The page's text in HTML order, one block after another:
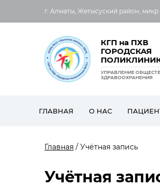
г. Алматы, Жетысуский район,
КГП на ПХВ
ГОРОДСКАЯ
УПРАВЛЕНИЕ
ЗДРАВООХРАНЕНИЯ
ГЛАВНАЯ О НАС
Главная / Учётная запись
Учётная